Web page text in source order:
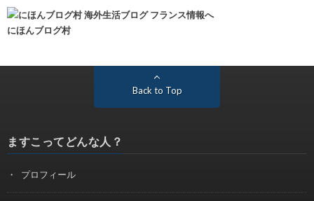
にほんブログ村
Back to Top
ますこってどんな人？
プロフィール